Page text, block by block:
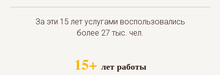
За эти 15 лет услугами воспользовались
более 27 тыс. чел.
15+ лет работы